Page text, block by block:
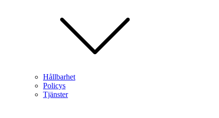
Hållbarhet
Policys
Tjänster